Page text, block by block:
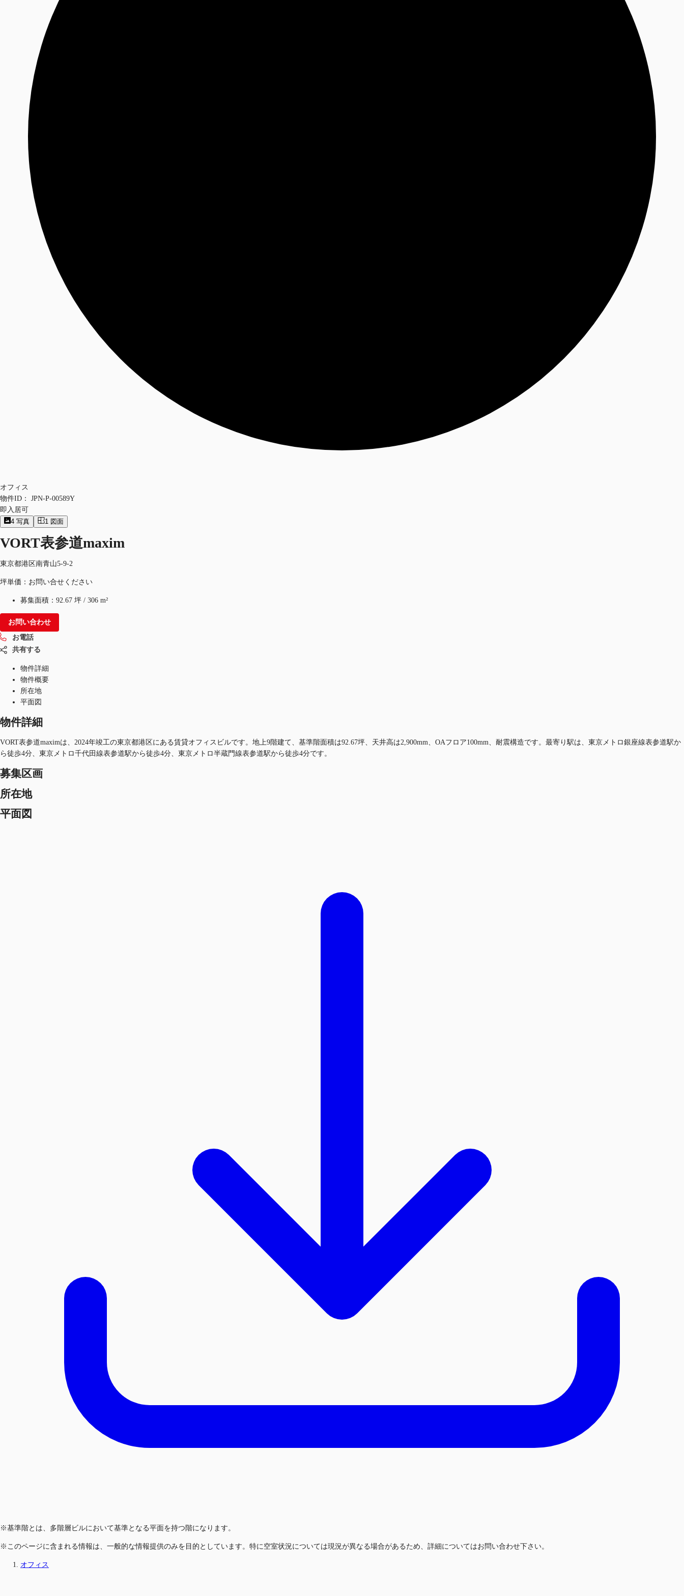
オフィス
物件ID：
JPN-P-00589Y
即入居可
4 写真 1 図面
VORT表参道maxim
東京都港区南青山5-9-2
坪単価：お問い合せください
募集面積： 92.67 坪 / 306 m²
お問い合わせ
お電話
共有する
物件詳細
物件概要
所在地
平面図
物件詳細
VORT表参道maximは、2024年竣工の東京都港区にある賃貸オフィスビルです。地上9階建て、基準階面積は92.67坪、天井高は2,900mm、OAフロア100mm、耐震構造です。最寄り駅は、東京メトロ銀座線表参道駅か
ら徒歩4分、東京メトロ千代田線表参道駅から徒歩4分、東京メトロ半蔵門線表参道駅から徒歩4分です。
募集区画
所在地
平面図
※基準階とは、多階層ビルにおいて基準となる平面を持つ階になります。
※このページに含まれる情報は、一般的な情報提供のみを目的としています。特に空室状況については現況が異なる場合があるため、詳細についてはお問い合わせ下さい。
オフィス